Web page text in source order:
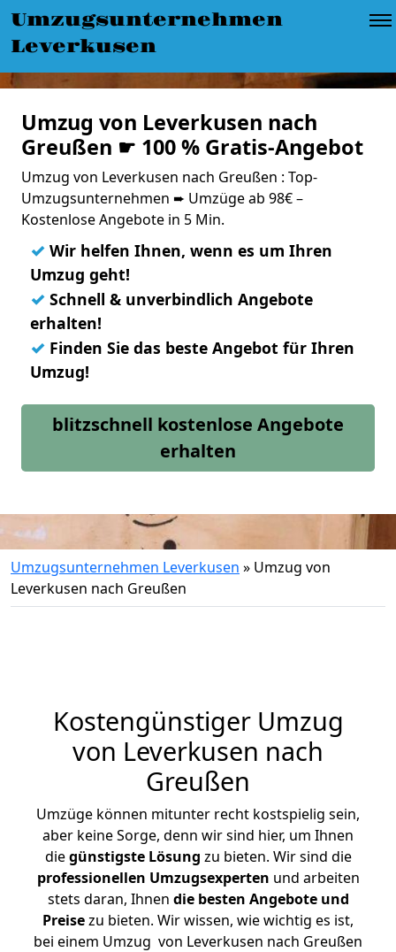
Umzugsunternehmen
Leverkusen
Umzug von Leverkusen nach
Greußen ☛ 100 % Gratis-Angebot
Umzug von Leverkusen nach Greußen : Top-
Umzugsunternehmen ➨ Umzüge ab 98€ –
Kostenlose Angebote in 5 Min.
✓ Wir helfen Ihnen, wenn es um Ihren
Umzug geht!
✓ Schnell & unverbindlich Angebote
erhalten!
✓ Finden Sie das beste Angebot für Ihren
Umzug!
blitzschnell kostenlose Angebote
erhalten
Umzugsunternehmen Leverkusen » Umzug von
Leverkusen nach Greußen
Kostengünstiger Umzug
von Leverkusen nach
Greußen
Umzüge können mitunter recht kostspielig sein,
aber keine Sorge, denn wir sind hier, um Ihnen
diegünstigste Lösung zu bieten. Wir sind die
professionellen Umzugsexperten und arbeiten
stets daran, Ihnen die besten Angebote und
Preisezu bieten. Wir wissen, wie wichtig es ist,
bei einem Umzug von Leverkusen nach Greußen